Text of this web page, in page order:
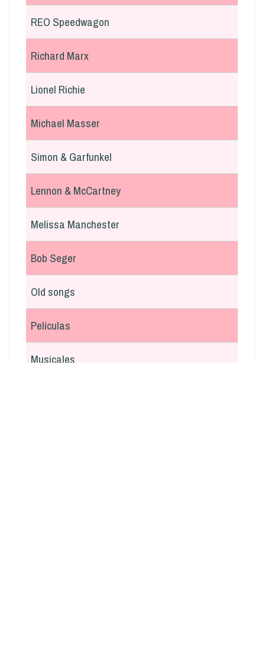
REO Speedwagon
Richard Marx
Lionel Richie
Michael Masser
Simon & Garfunkel
Lennon & McCartney
Melissa Manchester
Bob Seger
Old songs
Películas
Musicales